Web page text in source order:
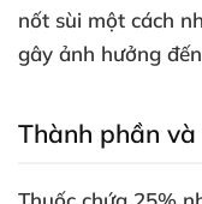
nốt sùi một cách
gây ảnh hưởng
Thành phần